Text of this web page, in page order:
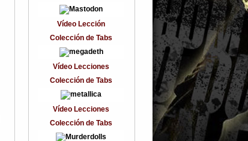
Vídeo Lección
Colección de Tabs
Vídeo Lecciones
Colección de Tabs
Vídeo Lecciones
Colección de Tabs